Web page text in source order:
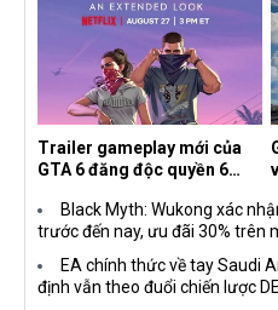
Trailer gameplay mới của
GTA 6 đăng độc quyền 6
đang quá tham?
Black Myth: Wukong xác
trước đến nay, ưu đãi 30% trên
EA chính thức về tay Saudi
định vẫn theo đuổi chiến lược DEI